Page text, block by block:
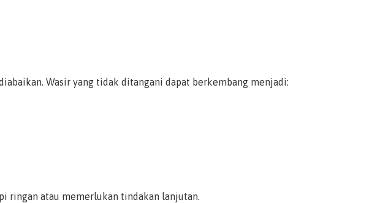
Wasir yang tidak ditangani dapat berkembang menjadi:
ringan atau memerlukan tindakan lanjutan.